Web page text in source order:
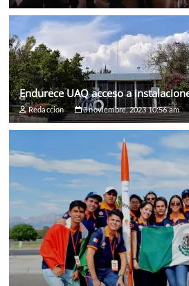
Endurece UAQ acceso a
Redaccion 3 noviembre, 2023 10:56 am